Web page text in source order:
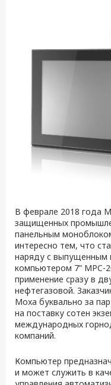
В феврале 2018 года
защищенных
панельным
интересно тем, что
наряду с выпущенным
компьютером 7” MPC-
применение сразу в
нефтегазовой.
Moxa буквально за
на поставку сотен
международных
компаний.
Компьютер
и может служить в